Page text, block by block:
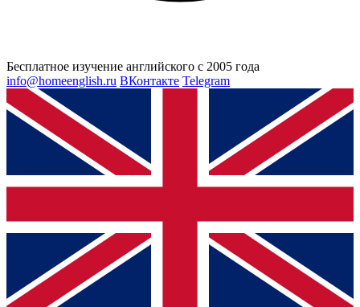
Бесплатное изучение английского с 2005 года
info@homeenglish.ru ВКонтакте Telegram